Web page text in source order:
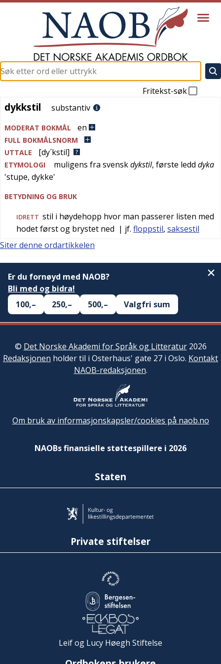
Fritekst-søk
dykkstil
dykkstil substantiv
MODERAT BOKMÅL en
FULL BOKMÅLSNORM
UTTALE
[dy´kstil]
ETYMOLOGI muligens fra svenskdykstil, første ledd dyka
'stupe, dykke'
BETYDNING OG BRUK
IDRETT stil i høydehopp hvor man passerer listen med
hodet først og brystet ned | jf. floppstil, saksestil
Siter denne ordartikkelen
Er du fornøyd med NAOB?
Bli med og bidra!
100,–
250,– 500,– Valgfri sum
© Det Norske Akademi for Språk og Litteratur2026
Redaksjonen holder til i Osterhaus' gate 27 i Oslo. Kontakt
NAOB-redaksjonen.
Om bruk av informasjonskapsler/cookies på naob.no
NAOBs finansielle støttespillere i 2026
Staten
Private stiftelser
Leif og Lucy Høegh Stiftelse